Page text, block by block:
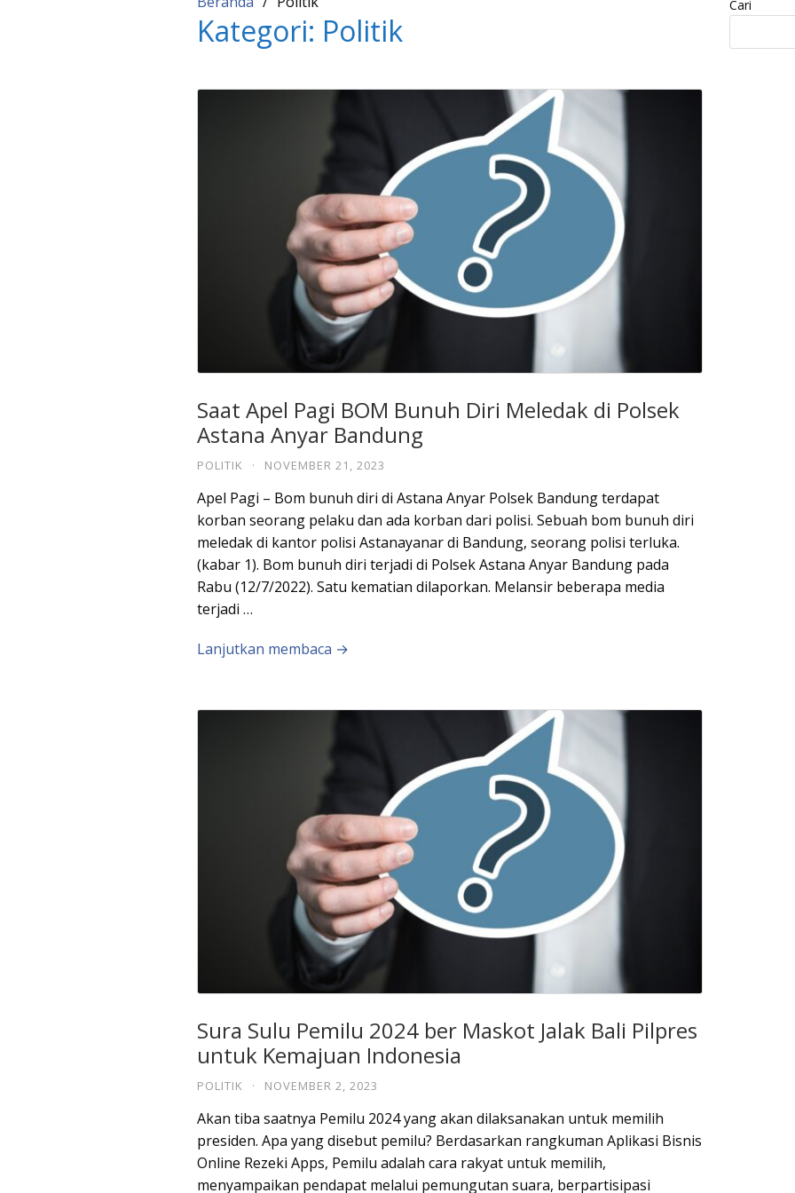
Kategori: Politik
Saat Apel Pagi BOM Bunuh Diri Meledak di Polsek
Astana Anyar Bandung
POLITIK · NOVEMBER 21, 2023
Apel Pagi – Bom bunuh diri di Astana Anyar Polsek Bandung terdapat
korban seorang pelaku dan ada korban dari polisi. Sebuah bom bunuh diri
meledak di kantor polisi Astanayanar di Bandung, seorang polisi terluka.
(kabar 1). Bom bunuh diri terjadi di Polsek Astana Anyar Bandung pada
Rabu (12/7/2022). Satu kematian dilaporkan. Melansir beberapa media
terjadi …
Lanjutkan membaca →
Sura Sulu Pemilu 2024 ber Maskot Jalak Bali Pilpres
untuk Kemajuan Indonesia
POLITIK · NOVEMBER 2, 2023
Akan tiba saatnya Pemilu 2024 yang akan dilaksanakan untuk memilih
presiden. Apa yang disebut pemilu? Berdasarkan rangkuman Aplikasi Bisnis
Online Rezeki Apps, Pemilu adalah cara rakyat untuk memilih,
menyampaikan pendapat melalui pemungutan suara, berpartisipasi
Cari